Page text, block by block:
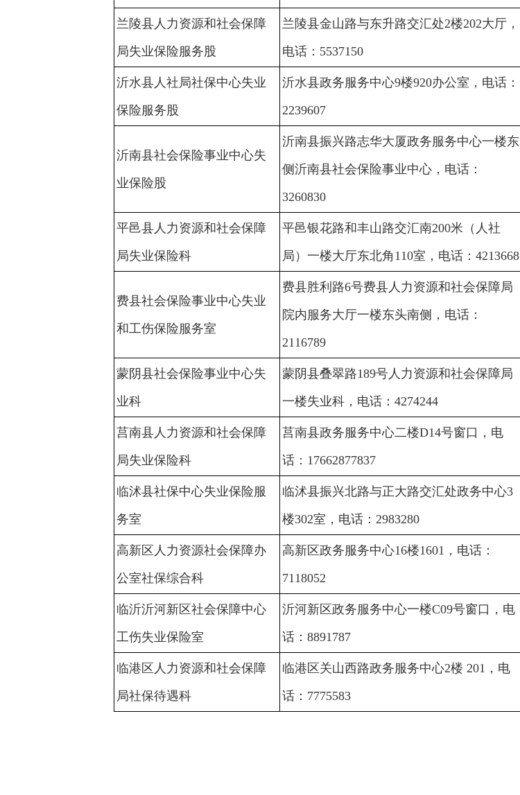
兰陵县人力资源和社会保障
局失业保险服务股
兰陵县金山路与东升路交汇处2楼202大厅，
电话：5537150
沂水县人社局社保中心失业
保险服务股
沂水县政务服务中心9楼920办公室，电话：
2239607
沂南县社会保险事业中心失
业保险股
沂南县振兴路志华大厦政务服务中心一楼东
侧沂南县社会保险事业中心，电话：
3260830
平邑县人力资源和社会保障
局失业保险科
平邑银花路和丰山路交汇南200米（人社
局）一楼大厅东北角110室，电话：4213668
费县社会保险事业中心失业
和工伤保险服务室
费县胜利路6号费县人力资源和社会保障局
院内服务大厅一楼东头南侧，电话：
2116789
蒙阴县社会保险事业中心失
业科
蒙阴县叠翠路189号人力资源和社会保障局
一楼失业科，电话：4274244
莒南县人力资源和社会保障
局失业保险科
莒南县政务服务中心二楼D14号窗口，电
话：17662877837
临沭县社保中心失业保险服
务室
临沭县振兴北路与正大路交汇处政务中心3
楼302室，电话：2983280
高新区人力资源社会保障办
公室社保综合科
高新区政务服务中心16楼1601，电话：
7118052
临沂沂河新区社会保障中心
工伤失业保险室
沂河新区政务服务中心一楼C09号窗口，电
话：8891787
临港区人力资源和社会保障
局社保待遇科
临港区关山西路政务服务中心2楼 201，电
话：7775583